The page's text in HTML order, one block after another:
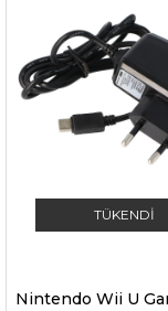
TÜKENDI